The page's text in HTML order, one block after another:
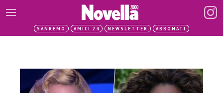
SANREMO AMICI 24 NEWSLETTER ABBONATI